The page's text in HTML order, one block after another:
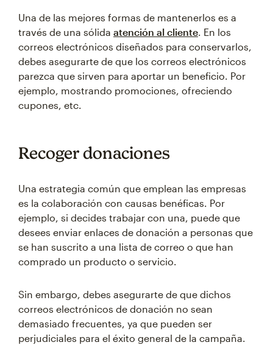
Una de las mejores formas de mantenerlos es a
través de una sólida atención al cliente. En los
correos electrónicos diseñados para conservarlos,
debes asegurarte de que los correos electrónicos
parezca que sirven para aportar un beneficio. Por
ejemplo, mostrando promociones, ofreciendo
cupones, etc.
Recoger donaciones
Una estrategia común que emplean las empresas
es la colaboración con causas benéficas. Por
ejemplo, si decides trabajar con una, puede que
desees enviar enlaces de donación a personas que
se han suscrito a una lista de correo o que han
comprado un producto o servicio.
Sin embargo, debes asegurarte de que dichos
correos electrónicos de donación no sean
demasiado frecuentes, ya que pueden ser
perjudiciales para el éxito general de la campaña.